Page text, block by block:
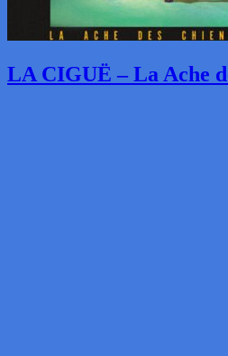
LA CIGUË – La Ache